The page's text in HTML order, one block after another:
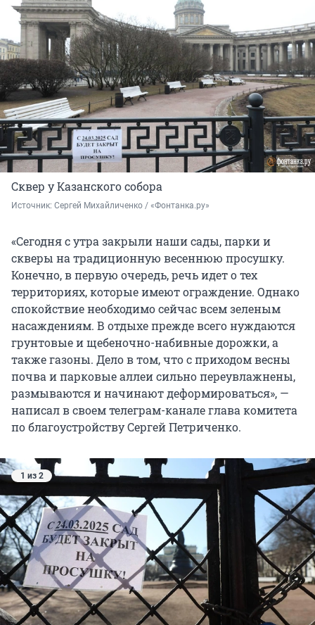
Сквер у Казанского собора
Источник: Сергей Михайличенко / «Фонтанка.ру»
«Сегодня с утра закрыли наши сады, парки и
скверы на традиционную весеннюю просушку.
Конечно, в первую очередь, речь идет о тех
территориях, которые имеют ограждение. Однако
спокойствие необходимо сейчас всем зеленым
насаждениям. В отдыхе прежде всего нуждаются
грунтовые и щебеночно-набивные дорожки, а
также газоны. Дело в том, что с приходом весны
почва и парковые аллеи сильно переувлажнены,
размываются и начинают деформироваться», —
написал в своем телеграм-канале глава комитета
по благоустройству Сергей Петриченко.
1 из 2